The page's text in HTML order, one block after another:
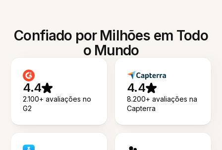
Confiado por Milhões em Todo
o Mundo
4.4
2.100+ avaliações no
G2
4.4
8.200+ avaliações na
Capterra